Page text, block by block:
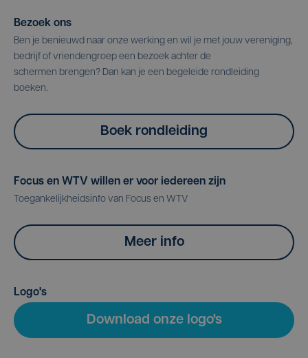
Bezoek ons
Ben je benieuwd naar onze werking en wil je met jouw vereniging,
bedrijf of vriendengroep een bezoek achter de
schermen brengen? Dan kan je een begeleide rondleiding
boeken.
Boek rondleiding
Focus en WTV willen er voor iedereen zijn
Toegankelijkheidsinfo van Focus en WTV
Meer info
Logo's
Download onze logo's